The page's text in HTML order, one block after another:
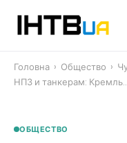
Головна › Общество ›
НПЗ и танкерам:
ОБЩЕСТВО